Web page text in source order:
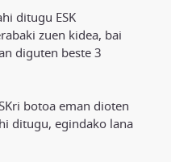
ditugu ESK
zuen kidea, bai
diguten beste 3
botoa eman dioten
ditugu, egindako lana